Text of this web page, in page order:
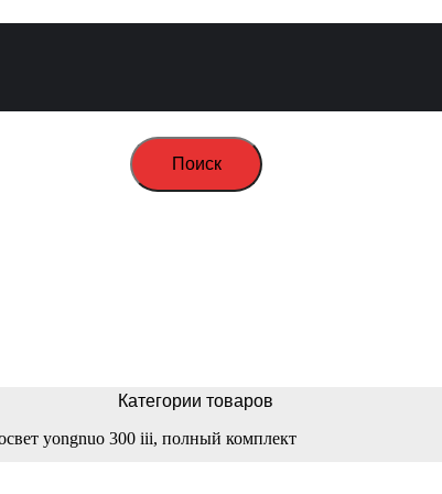
Поиск
Категории товаров
yongnuo 300 iii, полный комплект